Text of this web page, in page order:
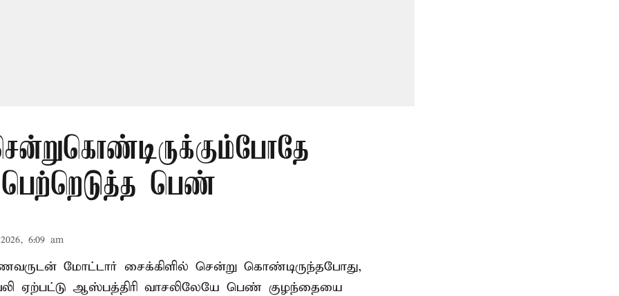
பெண்
6:09 am
மோட்டார் சைக்கிளில் சென்று கொண்டிருந்தபோது,
ஏற்பட்டு ஆஸ்பத்திரி வாசலிலேயே பெண் குழந்தையை